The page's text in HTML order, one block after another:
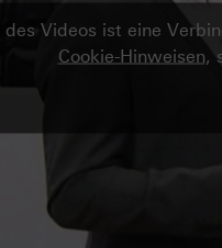
des Videos ist eine
Cookie-Hinweisen,